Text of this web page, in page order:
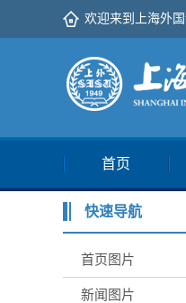
欢迎来到上海外
首页
快速导航
首页图片
新闻图片